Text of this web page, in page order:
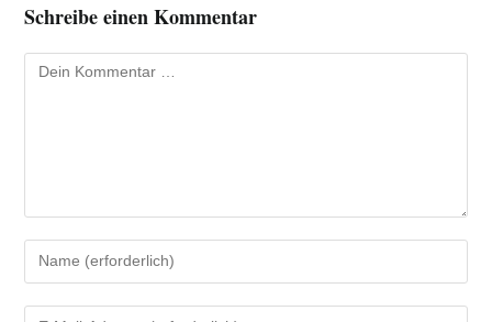
Schreibe einen Kommentar
Kommentar
Gib
deinen
Namen
Gib